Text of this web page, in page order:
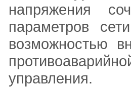
напряжения
параметров
возможностью
управления.